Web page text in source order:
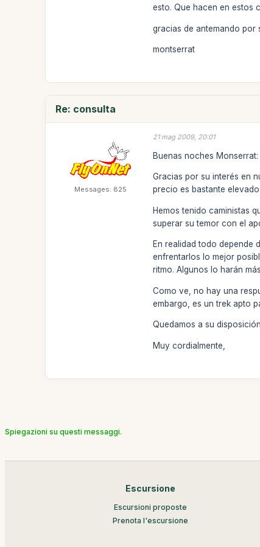
esto. Que hacen en estos
gracias de antemando por
montserrat
Re: consulta
Messages: 825
21 mag 2009, 20:01
Buenas noches Monserrat:
Gracias por su interés en
precio es bastante
Hemos tenido caministas
superar su temor con el
En realidad todo depende
enfrentarlos lo mejor
ritmo. Algunos lo harán
Como ve, no hay una
embargo, es un trek apto
Quedamos a su
Muy cordialmente,
Spiegazioni su questi messaggi.
Escursione
Escursioni proposte
Prenota l'escursione